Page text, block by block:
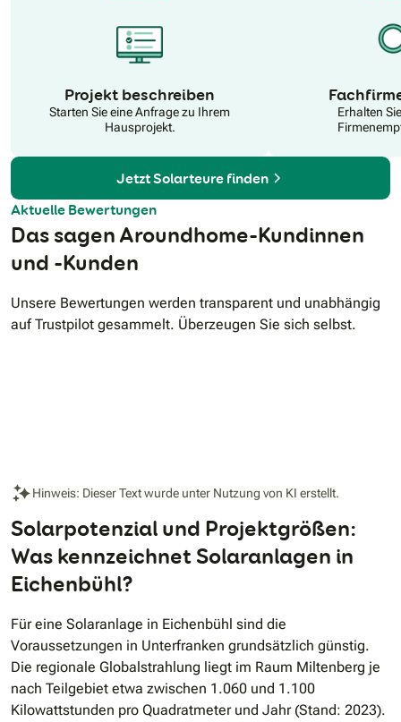
Projekt beschreiben
Starten Sie eine Anfrage zu Ihrem
Hausprojekt.
Erhalten
Jetzt Solarteure finden
Aktuelle Bewertungen
Das sagen Aroundhome-Kundinnen
und -Kunden
Unsere Bewertungen werden transparent und unabhängig
auf Trustpilot gesammelt. Überzeugen Sie sich selbst.
Hinweis: Dieser Text wurde unter Nutzung von KI erstellt.
Solarpotenzial und Projektgrößen:
Was kennzeichnet Solaranlagen in
Eichenbühl?
Für eine Solaranlage in Eichenbühl sind die
Voraussetzungen in Unterfranken grundsätzlich günstig.
Die regionale Globalstrahlung liegt im Raum Miltenberg je
nach Teilgebiet etwa zwischen 1.060 und 1.100
Kilowattstunden pro Quadratmeter und Jahr (Stand: 2023).